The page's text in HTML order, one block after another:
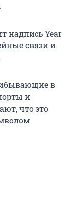
надпись Year
связи и
в
и
что это